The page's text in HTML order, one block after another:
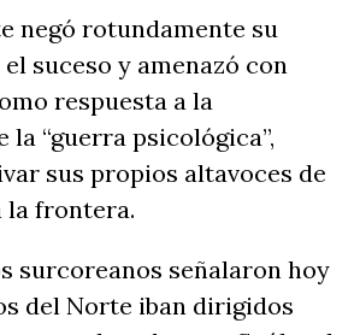
negó rotundamente su
suceso y amenazó con
respuesta a la
la “guerra psicológica”,
sus propios altavoces de
la frontera.
surcoreanos señalaron hoy
del Norte iban dirigidos